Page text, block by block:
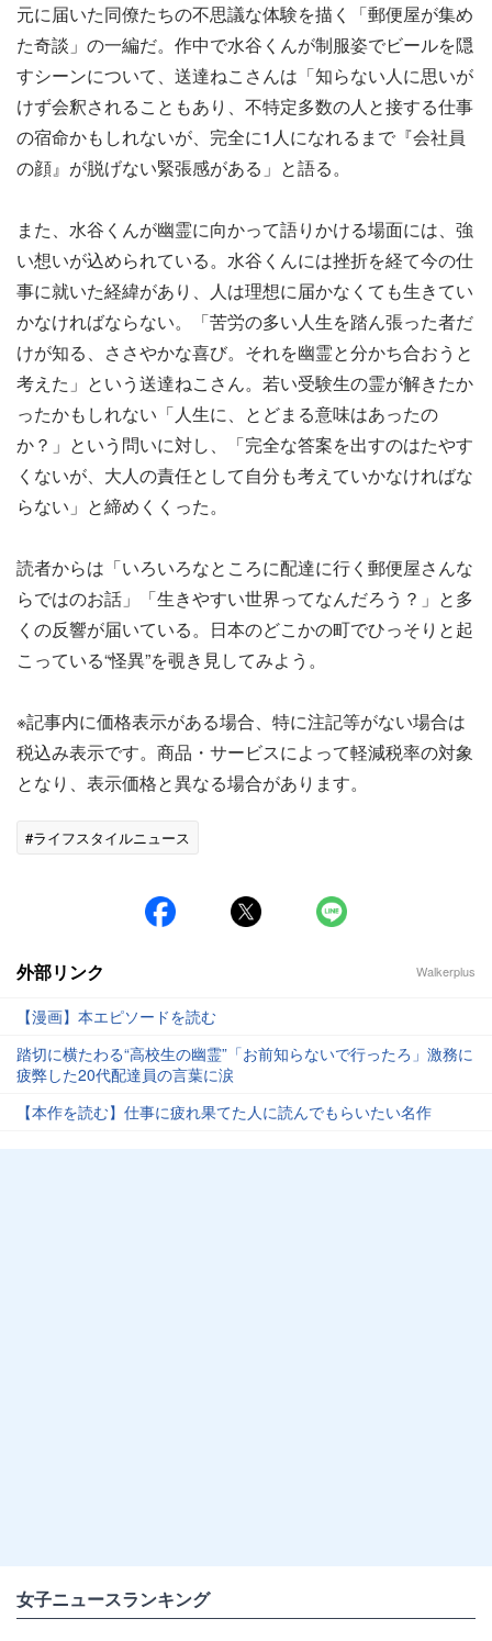
元に届いた同僚たちの不思議な体験を描く「郵便屋が集め
た奇談」の一編だ。作中で水谷くんが制服姿でビールを隠
すシーンについて、送達ねこさんは「知らない人に思いが
けず会釈されることもあり、不特定多数の人と接する仕事
の宿命かもしれないが、完全に1人になれるまで『会社員
の顔』が脱げない緊張感がある」と語る。
また、水谷くんが幽霊に向かって語りかける場面には、強
い想いが込められている。水谷くんには挫折を経て今の仕
事に就いた経緯があり、人は理想に届かなくても生きてい
かなければならない。「苦労の多い人生を踏ん張った者だ
けが知る、ささやかな喜び。それを幽霊と分かち合おうと
考えた」という送達ねこさん。若い受験生の霊が解きたか
ったかもしれない「人生に、とどまる意味はあったの
か？」という問いに対し、「完全な答案を出すのはたやす
くないが、大人の責任として自分も考えていかなければな
らない」と締めくくった。
読者からは「いろいろなところに配達に行く郵便屋さんな
らではのお話」「生きやすい世界ってなんだろう？」と多
くの反響が届いている。日本のどこかの町でひっそりと起
こっている“怪異”を覗き見してみよう。
※記事内に価格表示がある場合、特に注記等がない場合は
税込み表示です。商品・サービスによって軽減税率の対象
となり、表示価格と異なる場合があります。
#ライフスタイルニュース
外部リンク Walkerplus
【漫画】本エピソードを読む
踏切に横たわる“高校生の幽霊”「お前知らないで行ったろ」激務に
疲弊した20代配達員の言葉に涙
【本作を読む】仕事に疲れ果てた人に読んでもらいたい名作
女子ニュースランキング